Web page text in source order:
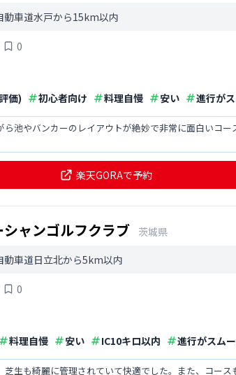
動車道水戸から15km以内
0
価) 初心者向け 料理自慢 安い 進行が
池やバンカーのレイアウトが絶妙で非常に面白いコ
楽天GORAで予約
ャンゴルフクラブ
茨城県
動車道日立北から5km以内
0
料理自慢 安い IC10キロ以内 進行がスム
生も綺麗に管理されていて快適でした。また、コー